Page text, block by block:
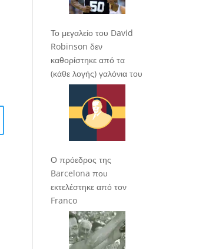
Το μεγαλείο του David
Robinson δεν
καθορίστηκε από τα
(κάθε λογής) γαλόνια του
Ο πρόεδρος της
Barcelona που
εκτελέστηκε από τον
Franco